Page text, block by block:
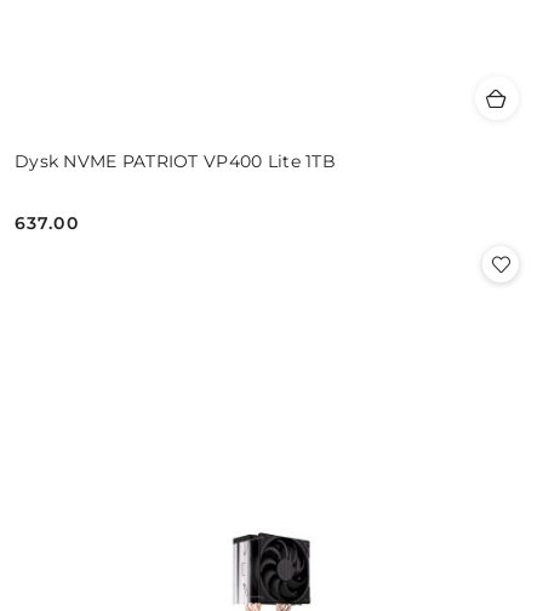
Dysk NVME PATRIOT VP400 Lite 1TB
Cena:
637.00